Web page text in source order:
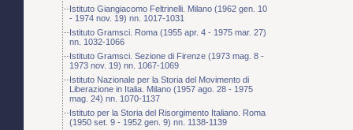
Istituto Giangiacomo Feltrinelli. Milano (1962 gen. 10
- 1974 nov. 19) nn. 1017-1031
Istituto Gramsci. Roma (1955 apr. 4 - 1975 mar. 27)
nn. 1032-1066
Istituto Gramsci. Sezione di Firenze (1973 mag. 8 -
1973 nov. 19) nn. 1067-1069
Istituto Nazionale per la Storia del Movimento di
Liberazione in Italia. Milano (1957 ago. 28 - 1975
mag. 24) nn. 1070-1137
Istituto per la Storia del Risorgimento Italiano. Roma
(1950 set. 9 - 1952 gen. 9) nn. 1138-1139